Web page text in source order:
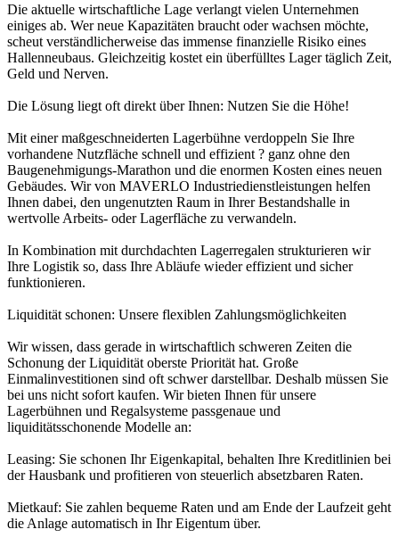
Die aktuelle wirtschaftliche Lage verlangt vielen Unternehmen
einiges ab. Wer neue Kapazitäten braucht oder wachsen möchte,
scheut verständlicherweise das immense finanzielle Risiko eines
Hallenneubaus. Gleichzeitig kostet ein überfülltes Lager täglich Zeit,
Geld und Nerven.
Die Lösung liegt oft direkt über Ihnen: Nutzen Sie die Höhe!
Mit einer maßgeschneiderten Lagerbühne verdoppeln Sie Ihre
vorhandene Nutzfläche schnell und effizient ? ganz ohne den
Baugenehmigungs-Marathon und die enormen Kosten eines neuen
Gebäudes. Wir von MAVERLO Industriedienstleistungen helfen
Ihnen dabei, den ungenutzten Raum in Ihrer Bestandshalle in
wertvolle Arbeits- oder Lagerfläche zu verwandeln.
In Kombination mit durchdachten Lagerregalen strukturieren wir
Ihre Logistik so, dass Ihre Abläufe wieder effizient und sicher
funktionieren.
Liquidität schonen: Unsere flexiblen Zahlungsmöglichkeiten
Wir wissen, dass gerade in wirtschaftlich schweren Zeiten die
Schonung der Liquidität oberste Priorität hat. Große
Einmalinvestitionen sind oft schwer darstellbar. Deshalb müssen Sie
bei uns nicht sofort kaufen. Wir bieten Ihnen für unsere
Lagerbühnen und Regalsysteme passgenaue und
liquiditätsschonende Modelle an:
Leasing: Sie schonen Ihr Eigenkapital, behalten Ihre Kreditlinien bei
der Hausbank und profitieren von steuerlich absetzbaren Raten.
Mietkauf: Sie zahlen bequeme Raten und am Ende der Laufzeit geht
die Anlage automatisch in Ihr Eigentum über.